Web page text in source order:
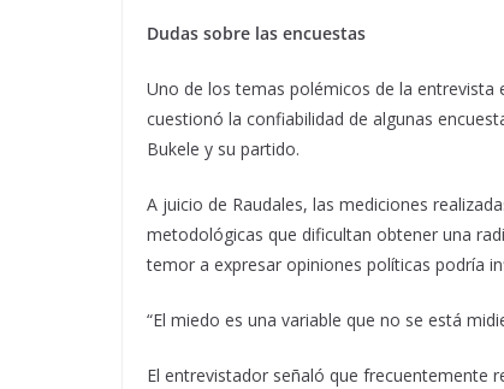
Dudas sobre las encuestas
Uno de los temas polémicos de la entrevista
cuestionó la confiabilidad de algunas
Bukele y su partido.
A juicio de Raudales, las mediciones
metodológicas que dificultan obtener una
temor a expresar opiniones políticas podría
“El miedo es una variable que no se está
El entrevistador señaló que frecuentemente